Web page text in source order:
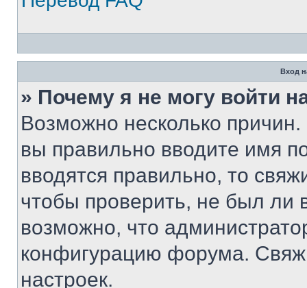
Вход
» Почему я не могу войти
Возможно несколько
вы правильно вводите имя
вводятся правильно, то
чтобы проверить, не был ли
возможно, что
конфигурацию форума.
настроек.